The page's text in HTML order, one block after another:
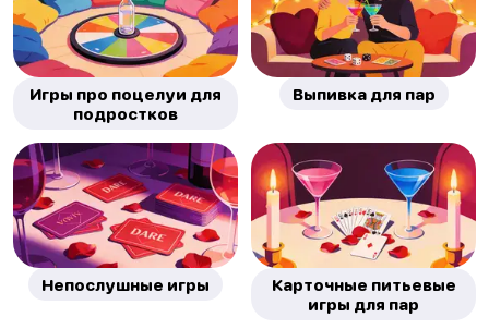
Игры про поцелуи для
подростков
Выпивка для пар
Непослушные игры
Карточные питьевые
игры для пар